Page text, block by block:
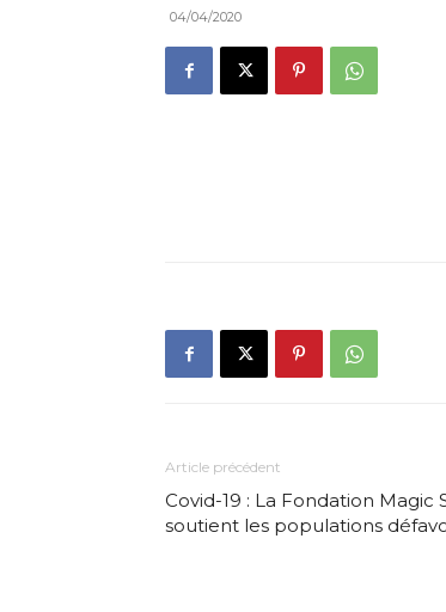
04/04/2020
Article précédent
Covid-19 : La Fondation Magic
soutient les populations